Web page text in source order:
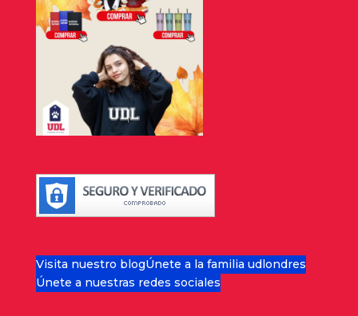
Visita nuestro blogÚnete a la familia udlondres
Únete a nuestras redes sociales